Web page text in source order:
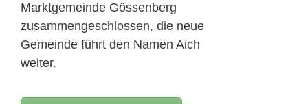
Marktgemeinde Gössenberg
zusammengeschlossen, die neue
Gemeinde führt den Namen Aich
weiter.